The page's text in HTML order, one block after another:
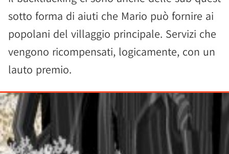
sotto forma di aiuti che Mario può fornire ai
popolani del villaggio principale. Servizi che
vengono ricompensati, logicamente, con un
lauto premio.